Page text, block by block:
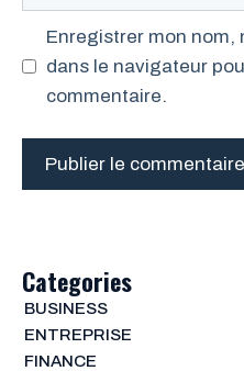
Enregistrer mon nom,
dans le navigateur
commentaire.
Categories
BUSINESS
ENTREPRISE
FINANCE